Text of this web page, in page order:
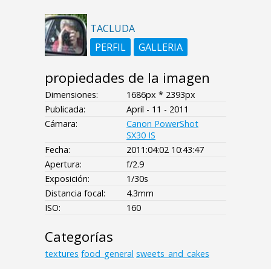
TACLUDA
PERFIL
GALLERIA
propiedades de la imagen
Dimensiones:
1686px * 2393px
Publicada:
April - 11 - 2011
Cámara:
Canon PowerShot
SX30 IS
Fecha:
2011:04:02 10:43:47
Apertura:
f/2.9
Exposición:
1/30s
Distancia focal:
4.3mm
ISO:
160
Categorías
textures food_general sweets_and_cakes